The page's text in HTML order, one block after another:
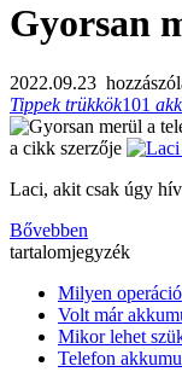
Gyorsan
2022.09.23
Tippek trükkök101
a cikk szerzője
Laci, akit csak úgy
Bővebben
tartalomjegyzék
Milyen
Volt már
Mikor lehet
Telefon